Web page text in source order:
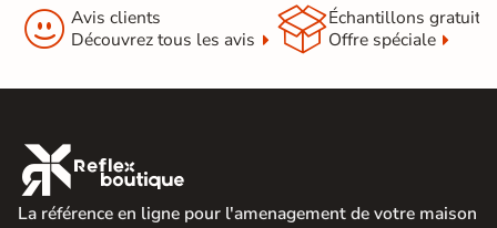
 Avis clients
Découvrez tous les avis
Échantillons gratuit
Offre spéciale

La référence en ligne pour l'amenagement de votre maison